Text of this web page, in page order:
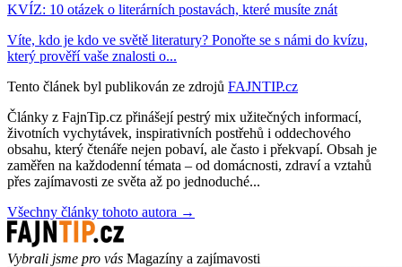
KVÍZ: 10 otázek o literárních postavách, které musíte znát
Víte, kdo je kdo ve světě literatury? Ponořte se s námi do kvízu,
který prověří vaše znalosti o...
Tento článek byl publikován ze zdrojů FAJNTIP.cz
Články z FajnTip.cz přinášejí pestrý mix užitečných informací,
životních vychytávek, inspirativních postřehů i oddechového
obsahu, který čtenáře nejen pobaví, ale často i překvapí. Obsah je
zaměřen na každodenní témata – od domácnosti, zdraví a vztahů
přes zajímavosti ze světa až po jednoduché...
Všechny články tohoto autora →
Vybrali jsme pro vás Magazíny a zajímavosti